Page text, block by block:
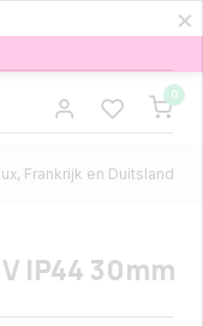
×
0
Frankrijk en Duitsland
IP44 30mm